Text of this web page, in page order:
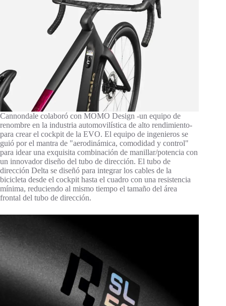
Cannondale colaboró con MOMO Design -un equipo de
renombre en la industria automovilística de alto rendimiento-
para crear el cockpit de la EVO. El equipo de ingenieros se
guió por el mantra de "aerodinámica, comodidad y control"
para idear una exquisita combinación de manillar/potencia con
un innovador diseño del tubo de dirección. El tubo de
dirección Delta se diseñó para integrar los cables de la
bicicleta desde el cockpit hasta el cuadro con una resistencia
mínima, reduciendo al mismo tiempo el tamaño del área
frontal del tubo de dirección.